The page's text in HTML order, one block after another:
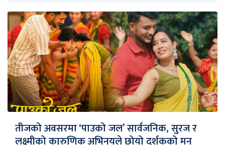
तीजको अवसरमा ‘पाउको जल’ सार्वजनिक, सुरज र
लक्ष्मीको कारुणिक अभिनयले छोयो दर्शकको मन